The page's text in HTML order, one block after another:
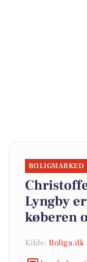
BOLIGMARKED
Lyngby
køberen
Kilde: Boliga.dk